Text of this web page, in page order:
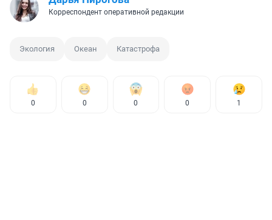
Корреспондент оперативной редакции
Экология Океан Катастрофа
0 0 0 0 1